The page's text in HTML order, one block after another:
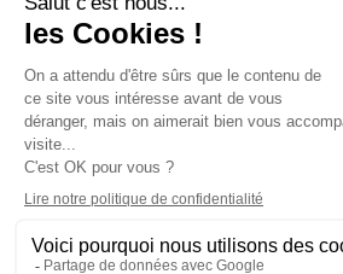
Contactez-nous-Mentions légales-